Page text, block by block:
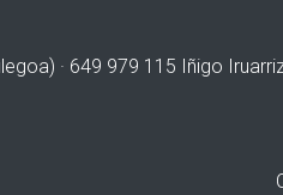
· 649 979 115 Iñigo